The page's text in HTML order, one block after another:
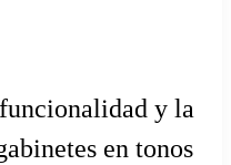
y la
en tonos